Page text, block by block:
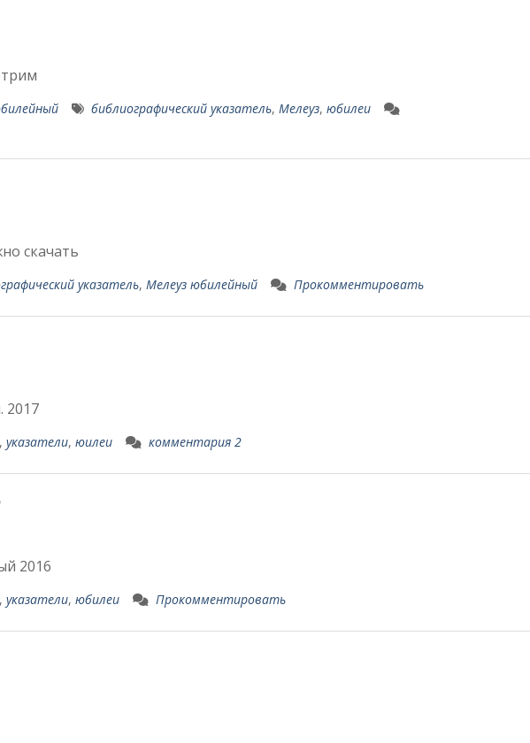
библиографический указатель, Мелеуз, юбилеи
2015 можно скачать
указатель, Мелеуз юбилейный Прокомментировать
2017
, указатели, юилеи комментария 2
2016
, указатели, юбилеи Прокомментировать